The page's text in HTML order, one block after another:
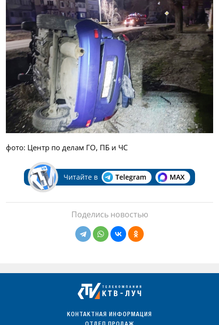
фото: Центр по делам ГО, ПБ и ЧС
Читайте в Telegram MAX
Поделись новостью
КОНТАКТНАЯ ИНФОРМАЦИЯ